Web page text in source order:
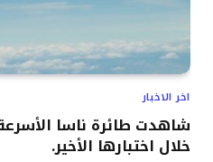
اخر الاخبار
شاهدت طائرة ناسا
خلال اختبارها الأخير.